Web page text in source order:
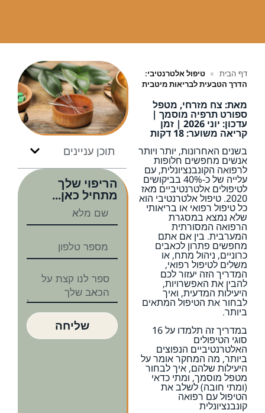
דף הבית » טיפול אלטרנטיבי:
הדרך הטבעית לבריאות מיטבית
מאת: צח מזרחי, מטפל
ספורט תרפיה מוסמך |
עדכון: יוני 2026 | זמן
קריאה משוער: 18 דקות
בשנים האחרונות, יותר ויותר
אנשים מחפשים חלופות
לרפואה הקונבנציונלית, עם
עלייה של כ-40% בביקושים
לטיפולים אלטרנטיביים מאז
2020. טיפול אלטרנטיבי הוא
כל טיפול רפואי או בריאותי
שלא נמצא במסגרת
הרפואה המסורתית
המערבית. בין אם אתם
מחפשים פתרון לכאבים
כרוניים, ניהול מתח, או
משלים לטיפול רפואי,
המדריך הזה יעזור לכם
להבין את האפשרויות,
היעילות המדעית, ואיך
לבחור את הטיפול המתאים
ביותר.
במדריך זה תלמדו על 16
סוגי הטיפולים
האלטרנטיביים הנפוצים
ביותר, מה המחקר אומר על
היעילות שלהם, איך לבחור
מטפל מוסמך, ומתי כדאי
(ומתי חובה) לשלב את
הטיפול עם רפואה
קונבנציונלית
תוכן עניינים
הריפוי שלך
מתחיל כאן...
שליחה